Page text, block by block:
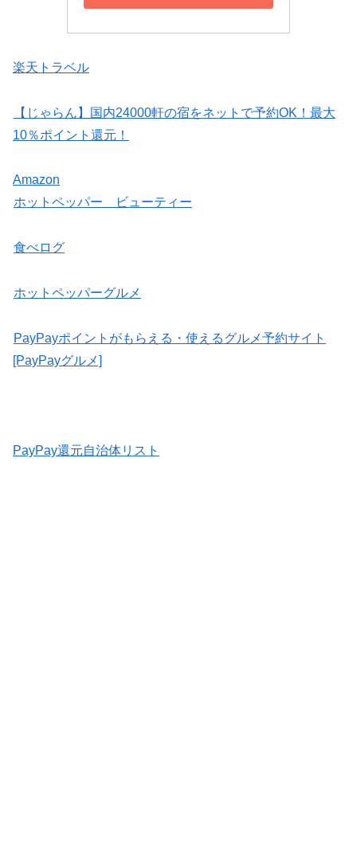
楽天トラベル
【じゃらん】国内24000軒の宿をネットで予約OK！最大
10％ポイント還元！
Amazon
ホットペッパー ビューティー
食べログ
ホットペッパーグルメ
PayPayポイントがもらえる・使えるグルメ予約サイト
[PayPayグルメ]
PayPay還元自治体リスト